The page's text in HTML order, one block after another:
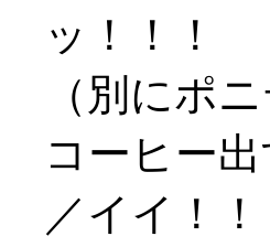
ッ！！！
（別にポ
コーヒー
／イイ！！